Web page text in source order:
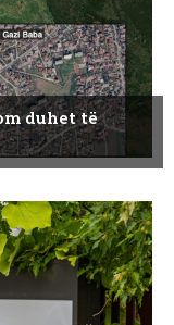
duhet të